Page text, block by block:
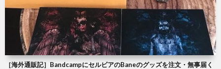
［海外通販記］BandcampにセルビアのBaneのグッズを注文・無事届く